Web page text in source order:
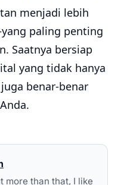
menjadi lebih
paling penting
Saatnya bersiap
yang tidak hanya
benar-benar
more than that, I like